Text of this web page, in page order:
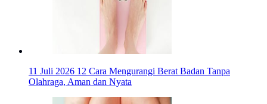
11 Juli 2026 12 Cara Mengurangi Berat Badan Tanpa
Olahraga, Aman dan Nyata